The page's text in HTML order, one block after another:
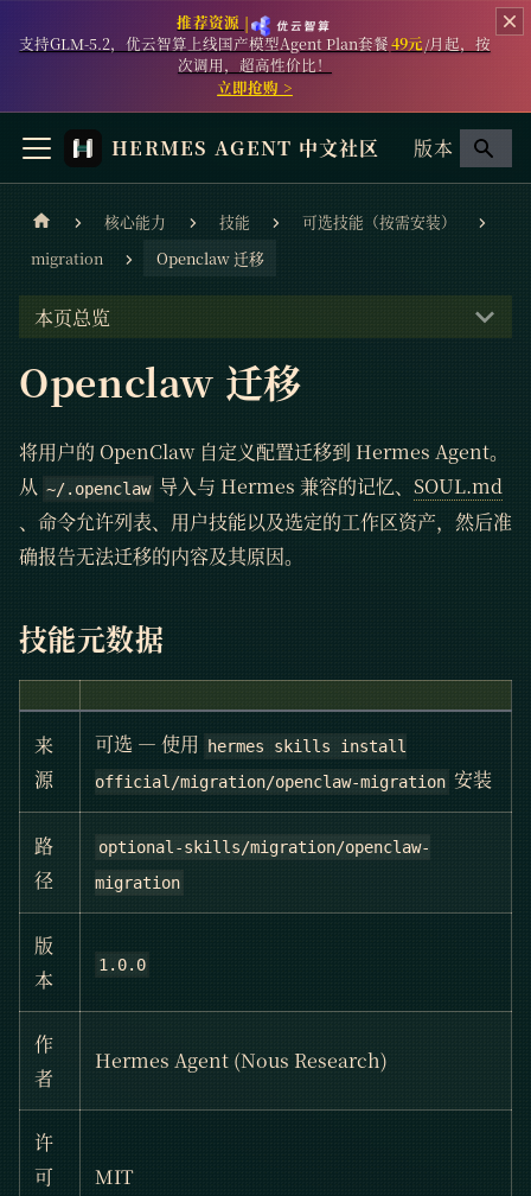
推荐资源 |
支持GLM-5.2，优云智算上线国产模型Agent Plan套餐49元/月起，按
次调用，超高性价比！
立即抢购 >
HERMES AGENT 中文社区 版本
核心能力 技能
可选技能（按需安装）
migration
Openclaw 迁移
本页总览
Openclaw 迁移
将用户的 OpenClaw 自定义配置迁移到 Hermes Agent。
从 ~/.openclaw 导入与 Hermes 兼容的记忆、SOUL.md
、命令允许列表、用户技能以及选定的工作区资产，然后准
确报告无法迁移的内容及其原因。
技能元数据
来
源
可选 — 使用
hermes skills install
official/migration/openclaw-migration 安装
路
径
optional-skills/migration/openclaw-
migration
版
本
1.0.0
作
者
Hermes Agent (Nous Research)
许
可
MIT